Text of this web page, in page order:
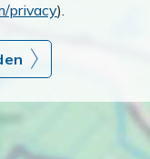
privacy).